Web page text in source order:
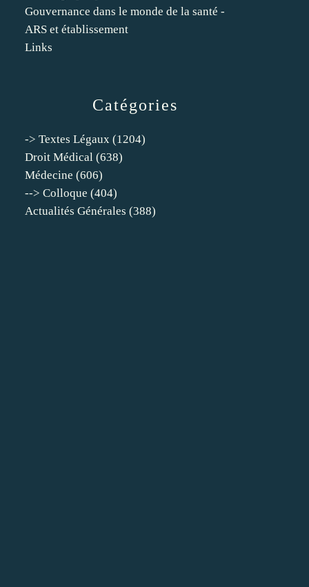
Catégories
-> Textes Légaux (1204)
Droit Médical (638)
Médecine (606)
--> Colloque (404)
Actualités Générales (388)
Gouvernance dans le monde de la santé -
ARS et établissement
Links